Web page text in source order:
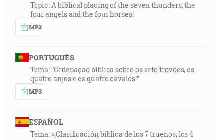
Topic: A biblical placing of the seven thunders, the
four angels and the four horses!
MP3
PORTUGUÊS
Tema: “Ordenação bíblica sobre os sete trovões, os
quatro anjos e os quatro cavalos!”
MP3
ESPAÑOL
Tema: «¡Clasificación bíblica de los 7 truenos, los 4